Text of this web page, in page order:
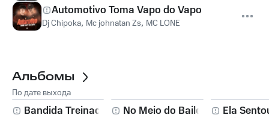
Automotivo Toma Vapo do Vapo
Dj Chipoka, Mc johnatan Zs, MC LONE
Альбомы
По дате выхода
Bandida Treinada No Meio do Baile
Ela